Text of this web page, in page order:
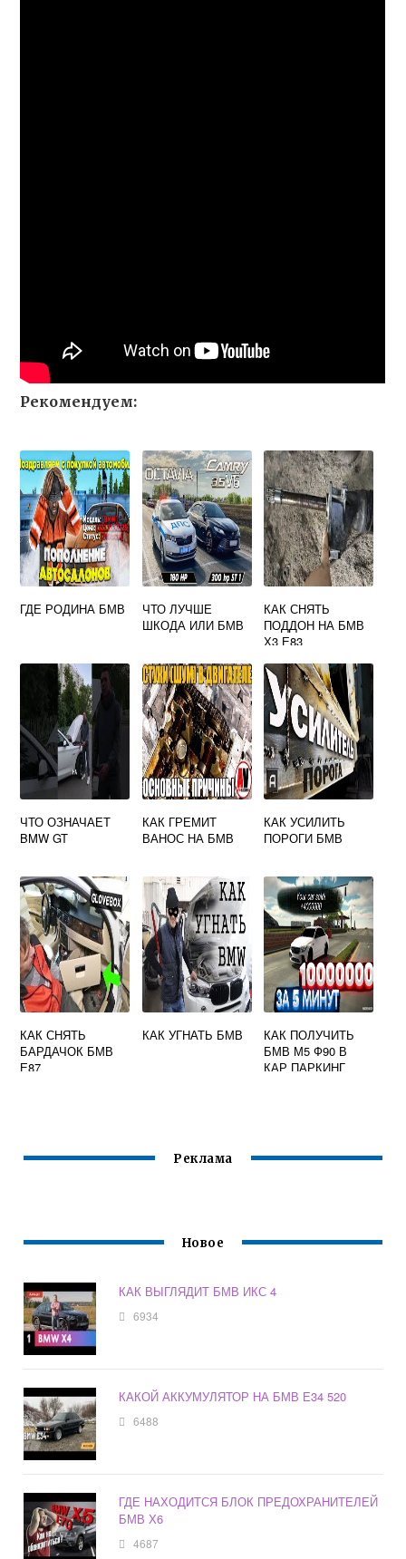
Рекомендуем:
ГДЕ РОДИНА БМВ
ЧТО ЛУЧШЕ
ШКОДА ИЛИ БМВ
КАК СНЯТЬ
ПОДДОН НА БМВ
Х3 Е83
ЧТО ОЗНАЧАЕТ
BMW GT
КАК ГРЕМИТ
ВАНОС НА БМВ
КАК УСИЛИТЬ
ПОРОГИ БМВ
КАК СНЯТЬ
БАРДАЧОК БМВ
Е87
КАК УГНАТЬ БМВ
КАК ПОЛУЧИТЬ
БМВ М5 Ф90 В
КАР ПАРКИНГ
Реклама
Новое
КАК ВЫГЛЯДИТ БМВ ИКС 4
6934
КАКОЙ АККУМУЛЯТОР НА БМВ Е34 520
6488
ГДЕ НАХОДИТСЯ БЛОК ПРЕДОХРАНИТЕЛЕЙ
БМВ Х6
4687